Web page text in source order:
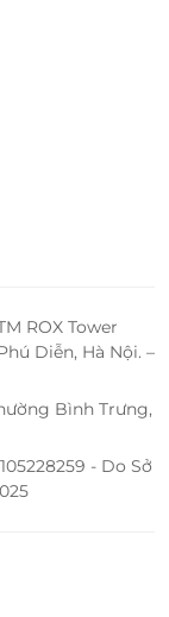
- Glycolic/Acrylic
hưởng chế độ
trong một
đẹp da mặt,
ROX Tower
Diễn, Hà Nội. –
Bình Trưng,
- Do Sở